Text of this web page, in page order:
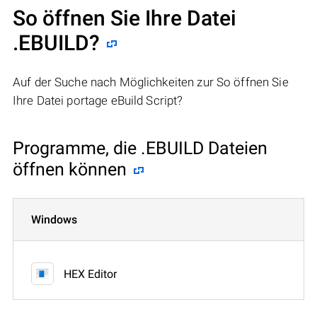
So öffnen Sie Ihre Datei
.EBUILD?
Auf der Suche nach Möglichkeiten zur So öffnen Sie
Ihre Datei portage eBuild Script?
Programme, die .EBUILD Dateien
öffnen können
Windows
HEX Editor